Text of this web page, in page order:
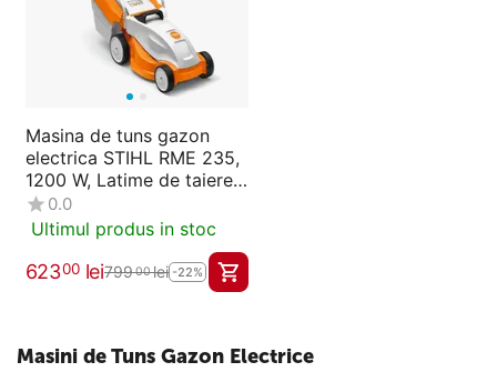
Masini de Tuns Gazon Electrice
Masina de tuns gazon
electrica STIHL RME 235,
1200 W, Latime de taiere
33 cm
0.0
Ultimul produs in stoc
62300 lei79900lei -22%